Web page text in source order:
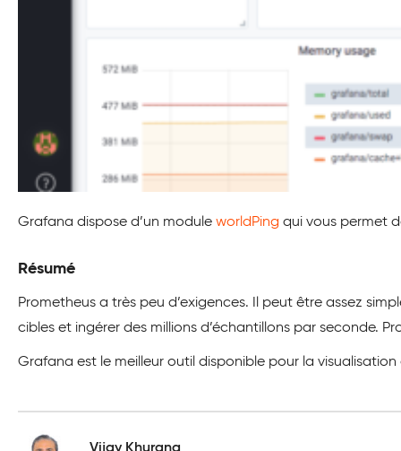
Grafana dispose d’un module worldPing qui vous permet
Résumé
Prometheus a très peu d’exigences. Il peut être assez
cibles et ingérer des millions d’échantillons par seconde.
Grafana est le meilleur outil disponible pour la
Vijay Khurana